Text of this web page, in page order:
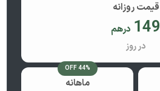
قیمت روزانه
149 درهم
در روز
44% OFF
ماهانه